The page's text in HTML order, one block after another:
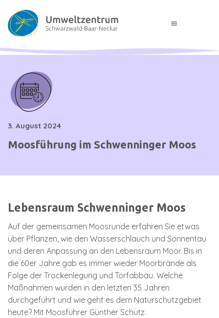
menu
3. August 2024
Moosführung im Schwenninger Moos
Lebensraum Schwenninger Moos
Auf der gemeinsamen Moosrunde erfahren Sie etwas
über Pflanzen, wie den Wasserschlauch und Sonnentau
und deren Anpassung an den Lebensraum Moor. Bis in
die 60er Jahre gab es immer wieder Moorbrände als
Folge der Trockenlegung und Torfabbau. Welche
Maßnahmen wurden in den letzten 35 Jahren
durchgeführt und wie geht es dem Naturschutzgebiet
heute? Mit Moosführer Günther Schütz.